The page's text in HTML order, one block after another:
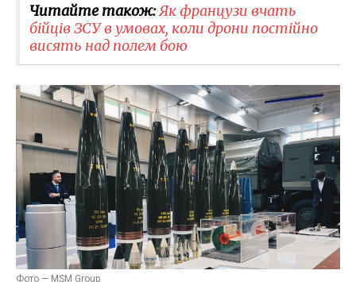
Читайте також:Як французи вчать
бійців ЗСУ в умовах, коли дрони постійно
висять над полем бою
Фото — MSM Group